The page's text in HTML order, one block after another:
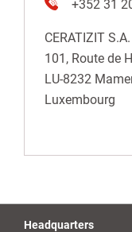
+352 31
CERATIZIT S.A.
101, Route de
LU-8232
Luxembourg
Headquarters